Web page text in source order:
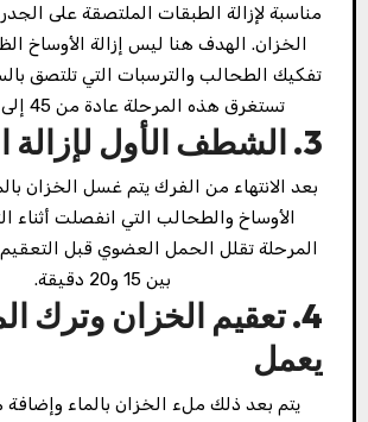
مناسبة لإزالة الطبقات الملتصقة على
الخزان. الهدف هنا ليس إزالة الأوساخ
تفكيك الطحالب والترسبات التي تلتصق
تستغرق هذه المرحلة عادة من 45 إلى 90 دقيقة.
3. الشطف الأول لإزالة البقايا
بعد الانتهاء من الفرك يتم غسل الخزان
الأوساخ والطحالب التي انفصلت أثناء
المرحلة تقلل الحمل العضوي قبل
بين 15 و20 دقيقة.
4. تعقيم الخزان وترك
يعمل
يتم بعد ذلك ملء الخزان بالماء وإضافة